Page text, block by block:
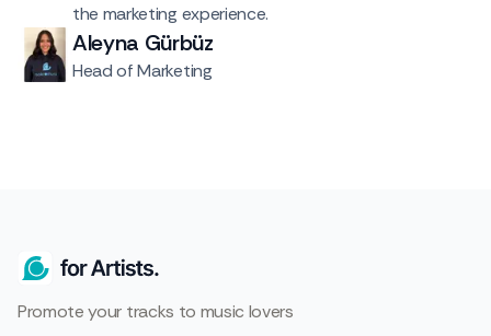
the marketing experience.
Aleyna Gürbüz
Head of Marketing
Promote your tracks to music lovers